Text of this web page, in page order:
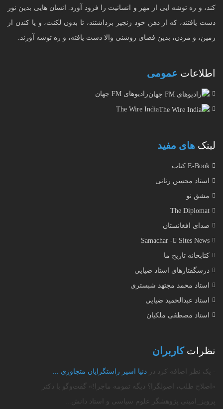
کند، و ره توشه ایی از مهر و انسانیت را فرود آورد. انسان هایی بدین نور
دست یافتند، که از ذهن خود زنجیر برداشتند، تا بدون لکنت، و یا کندن از
زمین، و مردن، بدین فضای روشنی والا دست یافته، و ره توشه آورند.
اطلاعات عمومی
رادیوهای FM جهان
The Wire India
لینک های مفید
E-Book کتاب
استاد محسن رنانی
مشق نو
The Diplomat
صدای افغانستان
Samachar - ُSites News
کتابخانه تاریخ ما
درسگفتارهای استاد ضیایی
استاد محمد مجتهد شبستری
استاد عبدالحمید ضیایی
استاد مصطفی ملکیان
نظرات کاربران
- یک نظر اضافه کرد در دنیا اسیر راستگرایان متجاوزی‌ ...
«اصلاح طلب، اصولگرا؟ دیگه تمومه ماجرا!» گفت‌وگو با دکتر
پرویز_امینی پژوهشگر علوم سیاسی و استاد دانش...